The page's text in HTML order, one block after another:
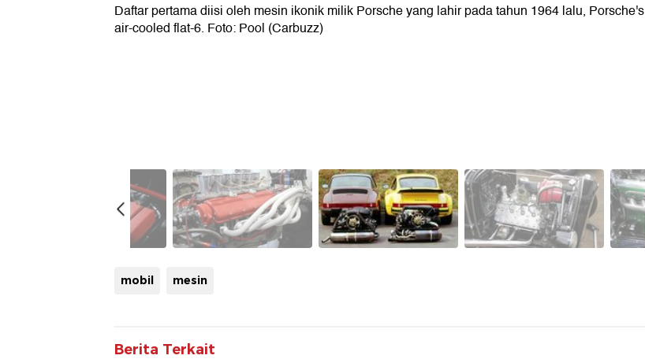
Daftar pertama diisi oleh mesin ikonik milik Porsche yang lahir pada tahun 1964 lalu, Porsche's
air-cooled flat-6. Foto: Pool (Carbuzz)
mobil mesin
Berita Terkait